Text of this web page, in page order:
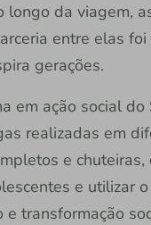
da viagem,
entre elas
gerações.
em ação social
realizadas em
e
e utilizar
transformação